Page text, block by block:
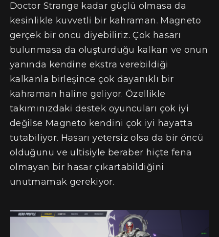
Doctor Strange kadar güçlü olmasa da
kesinlikle kuvvetli bir kahraman. Magneto
gerçek bir öncü diyebiliriz. Çok hasarı
bulunmasa da oluşturduğu kalkan ve onun
yanında kendine ekstra verebildiği
kalkanla birleşince çok dayanıklı bir
kahraman haline geliyor. Özellikle
takımınızdaki destek oyuncuları çok iyi
değilse Magneto kendini çok iyi hayatta
tutabiliyor. Hasarı yetersiz olsa da bir öncü
olduğunu ve ultisiyle beraber hiçte fena
olmayan bir hasar çıkartabildiğini
unutmamak gerekiyor.